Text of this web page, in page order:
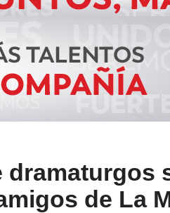
dramaturgos
de La